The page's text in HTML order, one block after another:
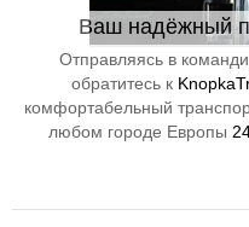
Ваш надёжный
Отправляясь в
обратитесь к
комфортабельный
любом городе Европы